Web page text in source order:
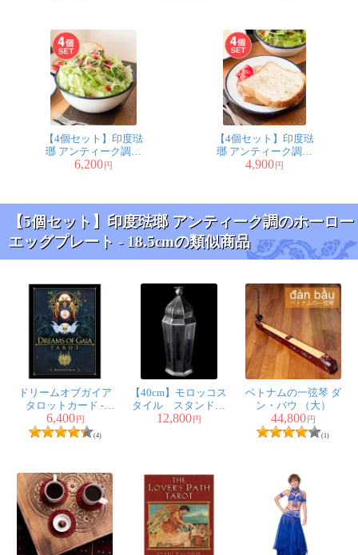
【4個セット】印度琺
瑯 アンティーク調の
ホーロー 大人数用サ
6,200円
【4個セット】印度琺
瑯 アンティーク調の
ホーロー トーストプ
4,900円
【5個セット】印度琺瑯 アンティーク調のホーロー
エッグプレート - 18.5cmの類似商品
ドリームオブガイア
タロットカード -
Dreams Of Gaia Tarot
6,400円
(4)
【40cm】モロッコス
タイル スタンド型
LEDキャンドルラン
12,800円
ベトナムの一弦琴 ダ
ン・バウ （大）
44,800円
(1)